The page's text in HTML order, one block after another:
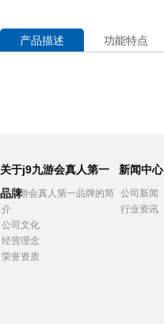
产品描述 功能特点
关于j9九游会真人第一
品牌
j9九游会真人第一品牌的简
介
公司文化
经营理念
荣誉资质
新闻中心
公司新闻
行业资讯